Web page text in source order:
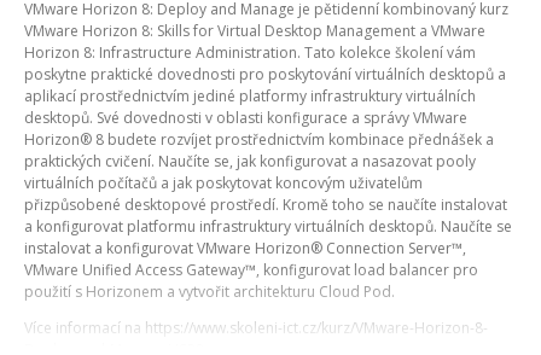
VMware Horizon 8: Deploy and Manage je pětidenní kombinovaný kurz
VMware Horizon 8: Skills for Virtual Desktop Management a VMware
Horizon 8: Infrastructure Administration. Tato kolekce školení vám
poskytne praktické dovednosti pro poskytování virtuálních desktopů a
aplikací prostřednictvím jediné platformy infrastruktury virtuálních
desktopů. Své dovednosti v oblasti konfigurace a správy VMware
Horizon® 8 budete rozvíjet prostřednictvím kombinace přednášek a
praktických cvičení. Naučíte se, jak konfigurovat a nasazovat pooly
virtuálních počítačů a jak poskytovat koncovým uživatelům
přizpůsobené desktopové prostředí. Kromě toho se naučíte instalovat
a konfigurovat platformu infrastruktury virtuálních desktopů. Naučíte se
instalovat a konfigurovat VMware Horizon® Connection Server™,
VMware Unified Access Gateway™, konfigurovat load balancer pro
použití s Horizonem a vytvořit architekturu Cloud Pod.
Více informací na https://www.skoleni-ict.cz/kurz/VMware-Horizon-8-